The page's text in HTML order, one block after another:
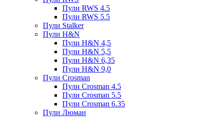
Пули RWS 4.5
Пули RWS 5.5
Пули Stalker
Пули H&N
Пули H&N 4,5
Пули H&N 5,5
Пули H&N 6,35
Пули H&N 9,0
Пули Crosman
Пули Crosman 4.5
Пули Crosman 5.5
Пули Crosman 6.35
Пули Люман